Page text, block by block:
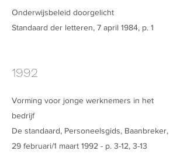
Onderwijsbeleid doorgelicht
Standaard der letteren, 7 april 1984, p. 1
1992
Vorming voor jonge werknemers in het
bedrijf
De standaard, Personeelsgids, Baanbreker,
29 februari/1 maart 1992 - p. 3-12, 3-13